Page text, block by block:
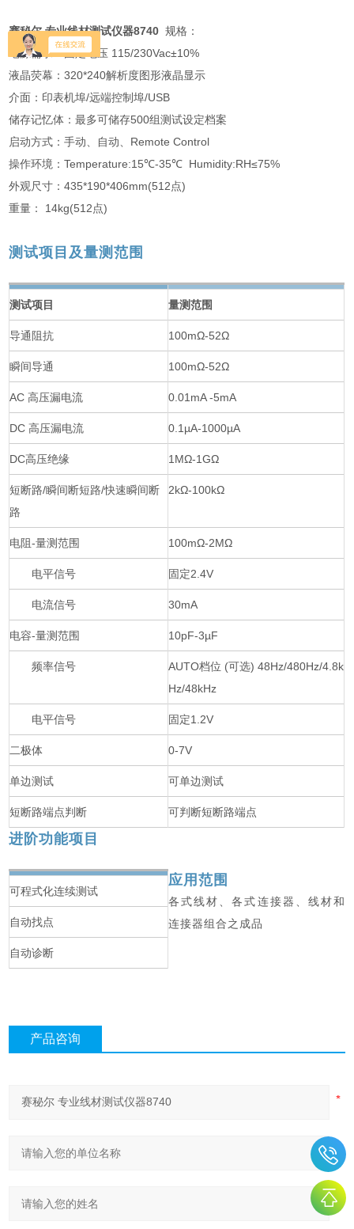
赛秘尔 专业线材测试仪器8740 规格：
电源需求：固定电压 115/230Vac±10%
液晶荧幕：320*240解析度图形液晶显示
介面：印表机埠/远端控制埠/USB
储存记忆体：最多可储存500组测试设定档案
启动方式：手动、自动、Remote Control
操作环境：Temperature:15℃-35℃ Humidity:RH≤75%
外观尺寸：435*190*406mm(512点)
重量： 14kg(512点)
测试项目及量测范围
测试项目 量测范围
导通阻抗 100mΩ-52Ω
瞬间导通 100mΩ-52Ω
AC 高压漏电流 0.01mA -5mA
DC 高压漏电流 0.1µA-1000µA
DC高压绝缘 1MΩ-1GΩ
短断路/瞬间断短路/快速瞬间断
路
2kΩ-100kΩ
电阻-量测范围 100mΩ-2MΩ
电平信号 固定2.4V
电流信号 30mA
电容-量测范围 10pF-3µF
频率信号
AUTO档位 (可选) 48Hz/480Hz/4.8k
Hz/48kHz
电平信号 固定1.2V
二极体 0-7V
单边测试 可单边测试
短断路端点判断 可判断短断路端点
进阶功能项目
可程式化连续测试
自动找点
自动诊断
应用范围
各式线材、各式连接器、线材和
连接器组合之成品
产品咨询